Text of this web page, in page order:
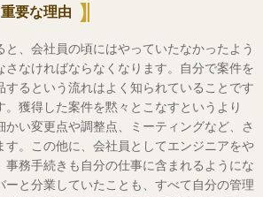
要な理由
と、会社員の頃にはやっていたなかったよう
さなければならなくなります。自分で案件を
するという流れはよく知られていることです
。獲得した案件を黙々とこなすというより
かい変更点や調整点、ミーティングなど、さ
す。この他に、会社員としてエンジニアをや
事務手続きも自分の仕事に含まれるようにな
ーと分業していたことも、すべて自分の管理